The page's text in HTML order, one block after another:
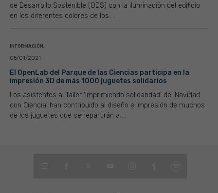
de Desarrollo Sostenible (ODS) con la iluminación del edificio
en los diferentes colores de los ...
INFORMACIÓN:
05/01/2021
El OpenLab del Parque de las Ciencias participa en la
impresión 3D de más 1000 juguetes solidarios
Los asistentes al Taller ‘Imprimiendo solidaridad’ de ‘Navidad
con Ciencia’ han contribuido al diseño e impresión de muchos
de los juguetes que se repartirán a ...